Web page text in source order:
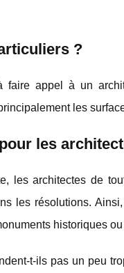
?
faire appel à un
les
les
les architectes de
les résolutions.
historiques
t-ils pas un peu